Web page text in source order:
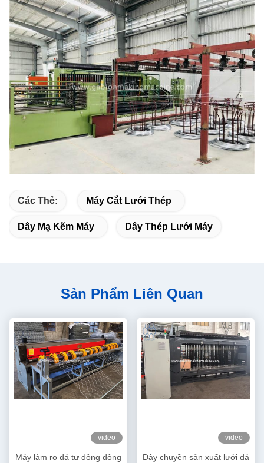
Các Thẻ: Máy Cắt Lưới Thép
Dây Mạ Kẽm Máy Dây Thép Lưới Máy
Sản Phẩm Liên Quan
video
Máy làm rọ đá tự động động
video
Dây chuyền sản xuất lưới đá